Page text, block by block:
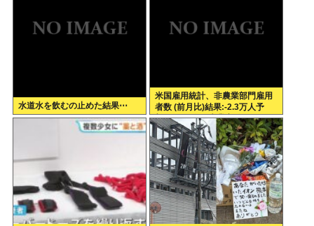
水道水を飲むの止めた結果⋯
米国雇用統計、非農業部門雇用
者数 (前月比)結果:-2.3万人予
想:+8.0万人、失業率結果:+4.1%
予想:+4.2%、9月利下げか